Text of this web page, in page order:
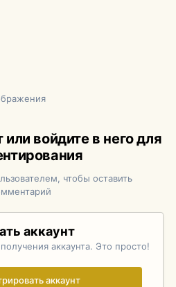
войдите в него для
чтобы оставить
аккаунт
аккаунта. Это просто!
аккаунт